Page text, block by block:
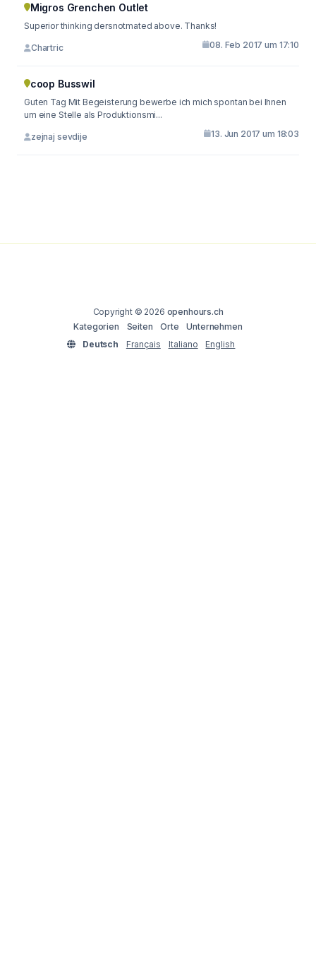
Migros Grenchen Outlet
Superior thinking dersnotmated above. Thanks!
Chartric 08. Feb 2017 um 17:10
coop Busswil
Guten Tag Mit Begeisterung bewerbe ich mich spontan bei Ihnen
um eine Stelle als Produktionsmi...
zejnaj sevdije 13. Jun 2017 um 18:03
Copyright © 2026 openhours.ch
Kategorien
Seiten Orte
Unternehmen
Deutsch
Français Italiano English